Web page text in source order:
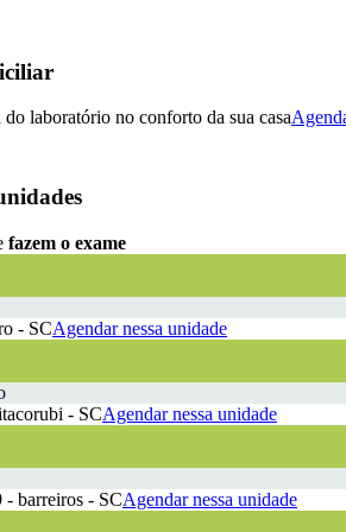
laboratório no conforto da sua casa
fazem o exame
- SCAgendar nessa unidade
- SCAgendar nessa unidade
- barreiros - SCAgendar nessa unidade